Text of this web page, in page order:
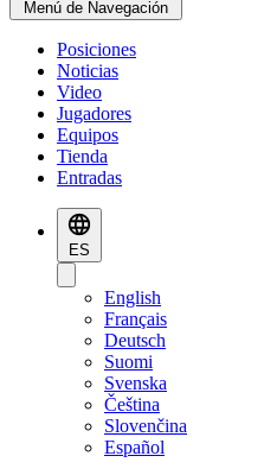
Menú de Navegación
Posiciones
Noticias
Video
Jugadores
Equipos
Tienda
Entradas
ES
English
Français
Deutsch
Suomi
Svenska
Čeština
Slovenčina
Español